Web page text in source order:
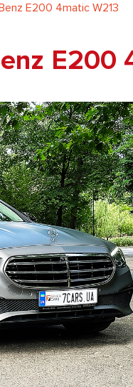
E200 4matic W213